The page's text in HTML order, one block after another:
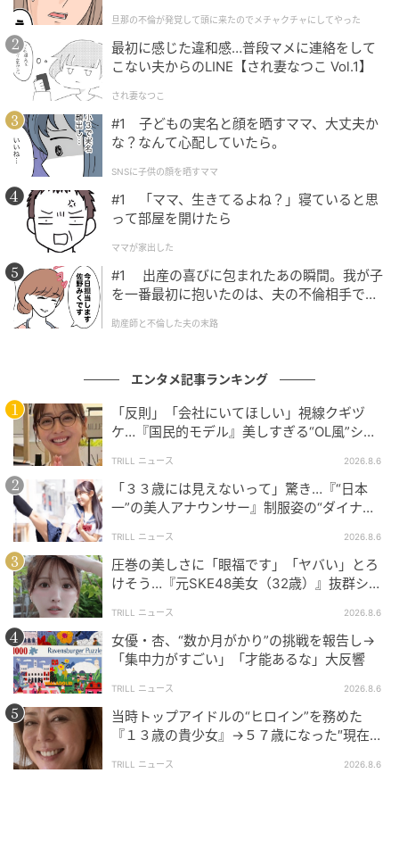
っていた天野さん。制作を心から楽しんだことが感じ
られます。
多彩な才能を発揮する天野さんから、ますます目が離
せませんね！
画像提供
天野ちよ（ @el_mundo_mar_sol_nail ）
1994年9月2日生まれ。モデルとして芸能活動をスター
トさせ、レースクイーンやラウンドガールとして活動
した後、2024年11月にデビューを果たした。
身長169cmの美貌と愛らしいルックスを兼ね備え、デ
いのある女性の1人である。
※記事内の写真は、ご本人のInstagram投稿をもとに
紹介しています。無断転載はお控えください。
次の記事
#1 子どもの実名と顔を晒すママ、大丈夫か
な？なんて心配していたら。
の記事をもっとみる
クチャにしてやった
旦那の不倫が発覚して頭に来たのでメチャクチャにしてやった
最初に感じた違和感…普段マメに連絡をして
こない夫からのLINE【され妻なつこ Vol.1】
され妻なつこ
#1 子どもの実名と顔を晒すママ、大丈夫か
な？なんて心配していたら。
SNSに子供の顔を晒すママ
#1 「ママ、生きてるよね？」寝ていると思
って部屋を開けたら
ママが家出した
#1 出産の喜びに包まれたあの瞬間。我が子
を一番最初に抱いたのは、夫の不倫相手でし
助産師と不倫した夫の末路
エンタメ記事ランキング
「反則」「会社にいてほしい」視線クギヅ
ケ…『国民的モデル』美しすぎる“OL風”ショ
TRILL ニュース 2026.8.6
「３３歳には見えないって」驚き…『“日本
一”の美人アナウンサー』制服姿の“ダイナミ
TRILL ニュース 2026.8.6
圧巻の美しさに「眼福です」「ヤバい」とろ
けそう…『元SKE48美女（32歳）』抜群ショ
TRILL ニュース 2026.8.6
女優・杏、“数か月がかり”の挑戦を報告し→
「集中力がすごい」「才能あるな」大反響
TRILL ニュース 2026.8.6
当時トップアイドルの“ヒロイン”を務めた
『１３歳の貴少女』→５７歳になった″現在の
TRILL ニュース 2026.8.6